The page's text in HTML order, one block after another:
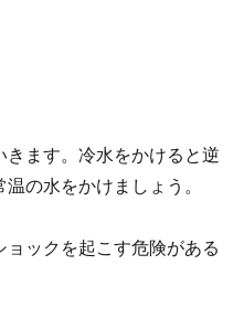
ます。冷水をかけると逆
の水をかけましょう。
ックを起こす危険がある